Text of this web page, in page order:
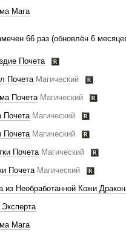
Мага
66 раз (обновлён 6
Почета
Почета Магический
Почета Магический
Почета Магический
Почета Магический
Почета Магический
Почета Магический
из Необработанной Кожи
Мага